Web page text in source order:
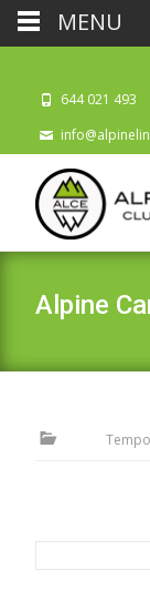
644 021 493
Alpine
MENU